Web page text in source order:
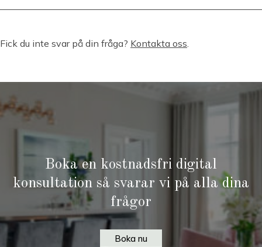
Fick du inte svar på din fråga? Kontakta oss.
Boka en kostnadsfri digital
konsultation så svarar vi på alla dina
frågor
Boka nu